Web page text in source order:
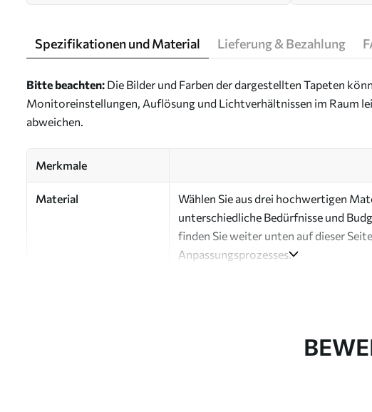
Spezifikationen und Material Lieferung & Bezahlung
Bitte beachten: Die Bilder und Farben der dargestellten Tapeten
Monitoreinstellungen, Auflösung und Lichtverhältnissen im Raum
abweichen.
Merkmale
Material
Wählen Sie aus drei hochwertigen
unterschiedliche Bedürfnisse und
finden Sie weiter unten auf dieser
Anpassungsprozesses.